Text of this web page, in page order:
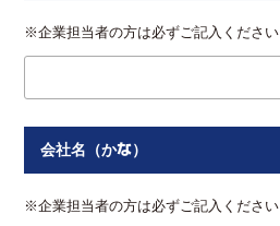
※企業担当者の方は必ずご記入ください
会社名（かな）
※企業担当者の方は必ずご記入ください